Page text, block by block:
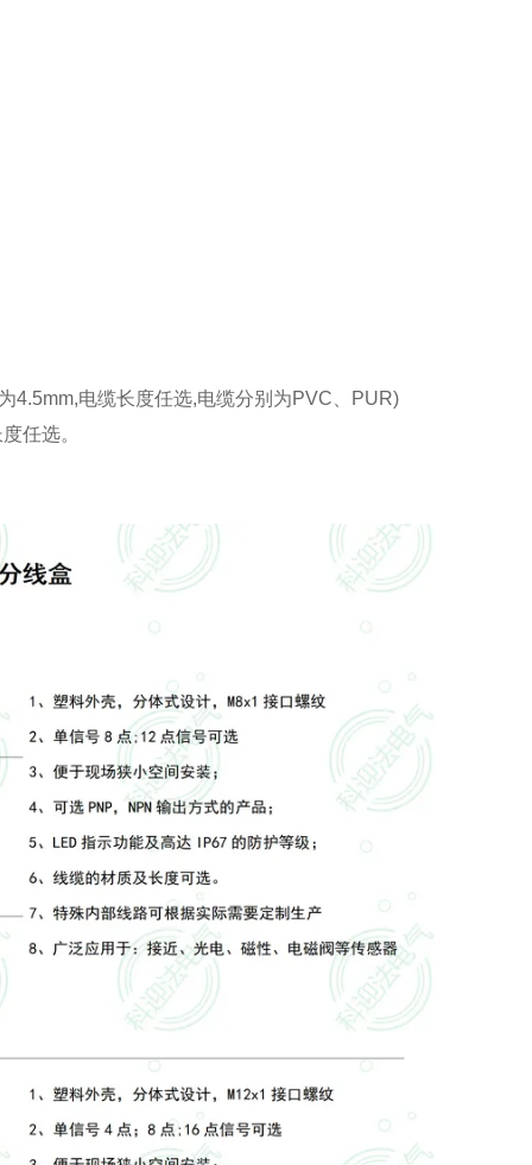
4.5mm,电缆长度任选,电缆分别为PVC、PUR)
任选。